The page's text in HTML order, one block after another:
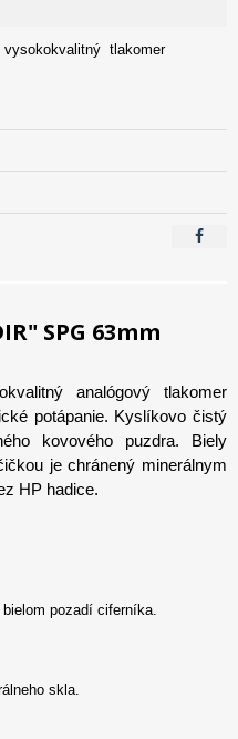
tlakomer
SPG 63mm
analógový tlakomer
potápanie. Kyslíkovo čistý
kovového puzdra. Biely
je chránený minerálnym
HP hadice.
pozadí ciferníka.
skla.